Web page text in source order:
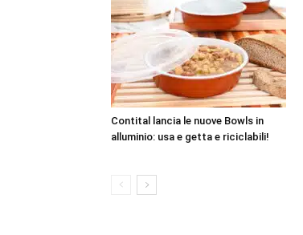
Contital lancia le nuove Bowls in
alluminio: usa e getta e riciclabili!